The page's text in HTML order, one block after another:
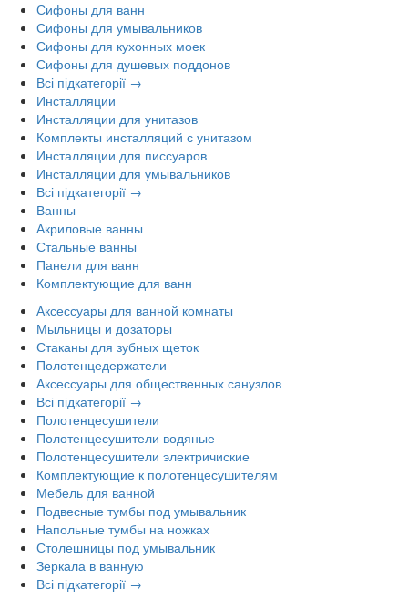
Сифоны для ванн
Сифоны для умывальников
Сифоны для кухонных моек
Сифоны для душевых поддонов
Всі підкатегорії →
Инсталляции
Инсталляции для унитазов
Комплекты инсталляций с унитазом
Инсталляции для писсуаров
Инсталляции для умывальников
Всі підкатегорії →
Ванны
Акриловые ванны
Стальные ванны
Панели для ванн
Комплектующие для ванн
Аксессуары для ванной комнаты
Мыльницы и дозаторы
Стаканы для зубных щеток
Полотенцедержатели
Аксессуары для общественных санузлов
Всі підкатегорії →
Полотенцесушители
Полотенцесушители водяные
Полотенцесушители электричиские
Комплектующие к полотенцесушителям
Мебель для ванной
Подвесные тумбы под умывальник
Напольные тумбы на ножках
Столешницы под умывальник
Зеркала в ванную
Всі підкатегорії →